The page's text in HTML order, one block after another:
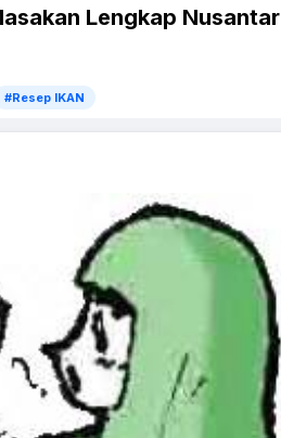
Lengkap
#Resep IKAN